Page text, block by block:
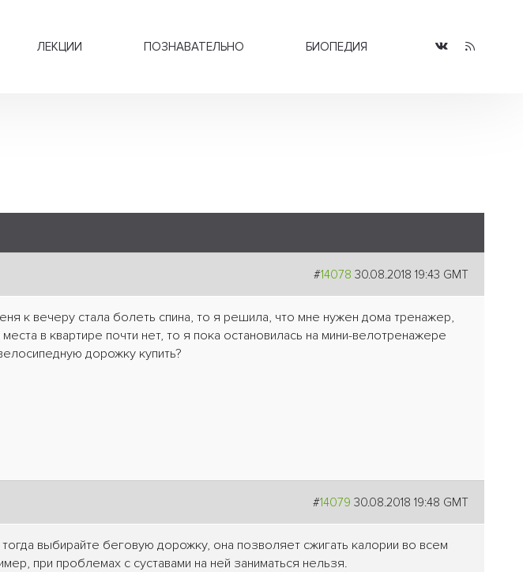
ЛЕКЦИИ ПОЗНАВАТЕЛЬНО БИОПЕДИЯ
#14078 30.08.2018 19:43 GMT
к вечеру стала болеть спина, то я решила, что мне нужен дома тренажер,
в квартире почти нет, то я пока остановилась на мини-велотренажере
дорожку купить?
#14079 30.08.2018 19:48 GMT
выбирайте беговую дорожку, она позволяет сжигать калории во всем
при проблемах с суставами на ней заниматься нельзя.